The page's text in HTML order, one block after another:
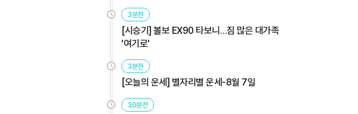
3분전
[시승기] 볼보 EX90 타보니…짐 많은 대가족
'여기로'
3분전
[오늘의 운세] 별자리별 운세-8월 7일
30분전